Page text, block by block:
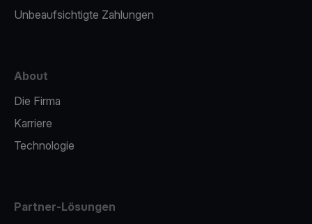
Unbeaufsichtigte Zahlungen
About
Die Firma
Karriere
Technologie
Partner-Lösungen